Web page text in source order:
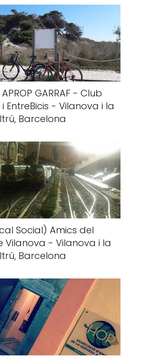
GARRAF - Club
EntreBicis - Vilanova i la
Barcelona
Social) Amics del
Vilanova - Vilanova i la
Barcelona